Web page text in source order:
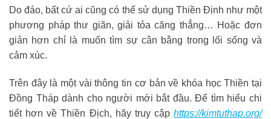
Do đáo, bất cứ ai cũng có thể sử dụng Thiền Định như một
phương pháp thư giãn, giải tỏa căng thẳng… Hoặc đơn
giản hơn chỉ là muốn tìm sự cân bằng trong lối sống và
cảm xúc.
Trên đây là một vài thông tin cơ bản về khóa học Thiền tại
Đồng Tháp dành cho người mới bắt đầu. Để tìm hiểu chi
tiết hơn về Thiền Địch, hãy truy cập https://kimtuthap.org/